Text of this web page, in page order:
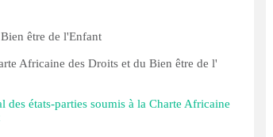
être de l'Enfant
Africaine des Droits et du Bien être de l'
des états-parties soumis à la Charte Africaine